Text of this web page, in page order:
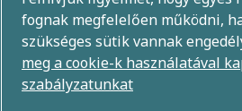
az ipari és az energiatechnikát.
portfóliójával olyan technológiákat
amelyek átalakítják a jövőt.
fognak megfelelően működni,
szükséges sütik vannak
meg a cookie-k használatával
szabályzatunkat